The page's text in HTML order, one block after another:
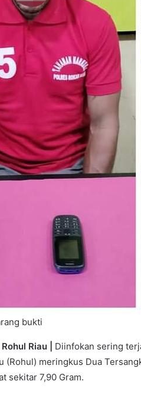
bukti
Rohul Riau |
Diinfokan sering
(Rohul) meringkus Dua
sekitar 7,90 Gram.